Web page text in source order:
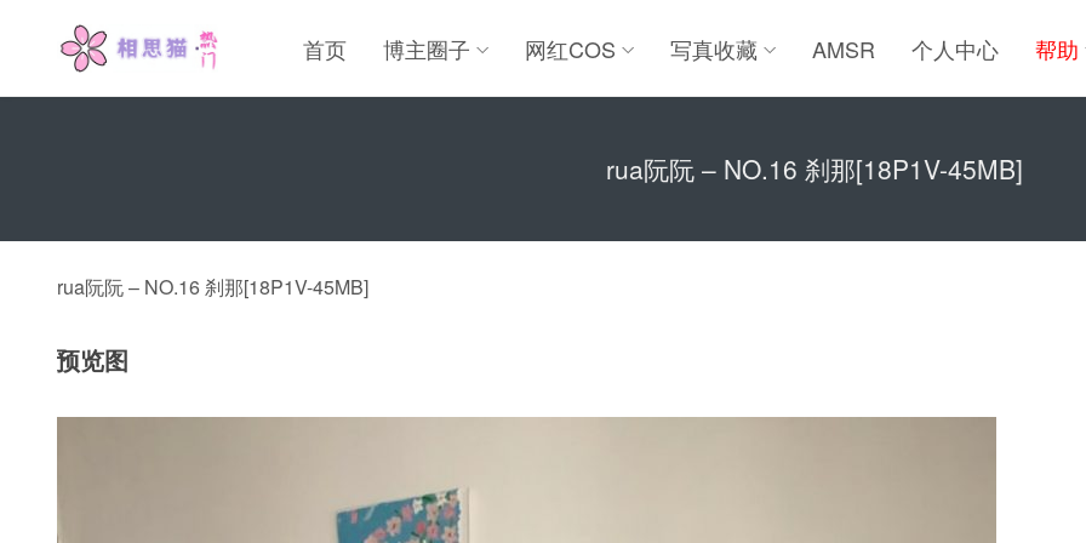
首页 博主圈子 网红COS 写真收藏 AMSR 个人中心 帮助
rua阮阮 – NO.16 刹那[18P1V-45MB]
rua阮阮 – NO.16 刹那[18P1V-45MB]
预览图